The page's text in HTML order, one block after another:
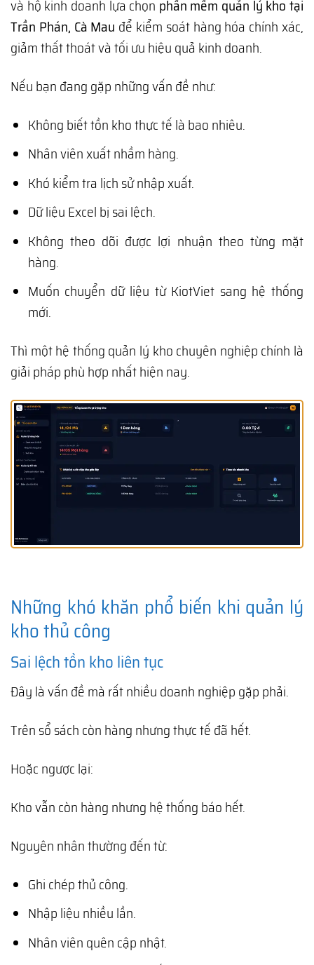
và hộ kinh doanh lựa chọn phần mềm quản lý kho tại
Trần Phán, Cà Mau để kiểm soát hàng hóa chính xác,
giảm thất thoát và tối ưu hiệu quả kinh doanh.
Nếu bạn đang gặp những vấn đề như:
Không biết tồn kho thực tế là bao nhiêu.
Nhân viên xuất nhầm hàng.
Khó kiểm tra lịch sử nhập xuất.
Dữ liệu Excel bị sai lệch.
Không theo dõi được lợi nhuận theo từng mặt
hàng.
Muốn chuyển dữ liệu từ KiotViet sang hệ thống
mới.
Thì một hệ thống quản lý kho chuyên nghiệp chính là
giải pháp phù hợp nhất hiện nay.
Những khó khăn phổ biến khi quản lý
kho thủ công
Sai lệch tồn kho liên tục
Đây là vấn đề mà rất nhiều doanh nghiệp gặp phải.
Trên sổ sách còn hàng nhưng thực tế đã hết.
Hoặc ngược lại:
Kho vẫn còn hàng nhưng hệ thống báo hết.
Nguyên nhân thường đến từ:
Ghi chép thủ công.
Nhập liệu nhiều lần.
Nhân viên quên cập nhật.